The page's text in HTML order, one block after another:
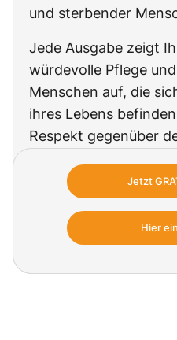
und sterbender
Jede Ausgabe zeigt
würdevolle Pflege
Menschen auf, die
ihres Lebens
Respekt gegenüber
regelmäßig, wie Sie
verantwortungsvolle
Kompetenz,
Jetzt
Hier